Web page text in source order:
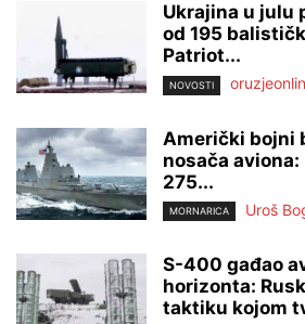
Ukrajina u julu
od 195
Patriot...
NOVOSTI
Američki bojni
nosača
275...
MORNARICA Uroš
S-400 gađao
horizonta:
taktiku kojom